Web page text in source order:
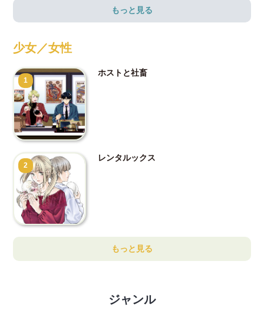
もっと見る
少女／女性
1
ホストと社畜
2
レンタルックス
もっと見る
ジャンル